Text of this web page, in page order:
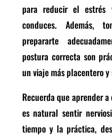
para reducir el estrés
conduces. Además,
prepararte
postura correcta son
un viaje más placentero y
Recuerda que aprender
es natural sentir
tiempo y la práctica,